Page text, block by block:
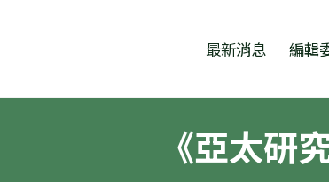
最新消息 編輯
《亞太研